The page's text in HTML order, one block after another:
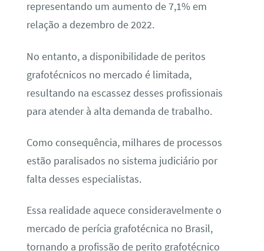
representando um aumento de 7,1% em
relação a dezembro de 2022.
No entanto, a disponibilidade de peritos
grafotécnicos no mercado é limitada,
resultando na escassez desses profissionais
para atender à alta demanda de trabalho.
Como consequência, milhares de processos
estão paralisados no sistema judiciário por
falta desses especialistas.
Essa realidade aquece consideravelmente o
mercado de perícia grafotécnica no Brasil,
tornando a profissão de perito grafotécnico